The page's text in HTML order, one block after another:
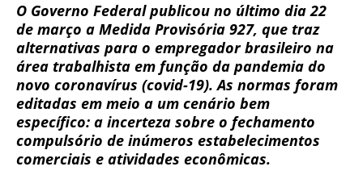
O Governo Federal publicou no último dia 22
de março a Medida Provisória 927, que traz
alternativas para o empregador brasileiro na
área trabalhista em função da pandemia do
novo coronavírus (covid-19). As normas foram
editadas em meio a um cenário bem
específico: a incerteza sobre o fechamento
compulsório de inúmeros estabelecimentos
comerciais e atividades econômicas.